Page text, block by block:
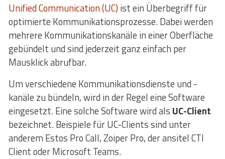
Unified Communication (UC)ist ein Überbegriff für
optimierte Kommunikationsprozesse. Dabei werden
mehrere Kommunikationskanäle in einer Oberfläche
gebündelt und sind jederzeit ganz einfach per
Mausklick abrufbar.
Um verschiedene Kommunikationsdienste und -
kanäle zu bündeln, wird in der Regel eine Software
eingesetzt. Eine solche Software wird als UC-Client
bezeichnet. Beispiele für UC-Clients sind unter
anderem Estos Pro Call, Zoiper Pro, der ansitel CTI
Client oder Microsoft Teams.